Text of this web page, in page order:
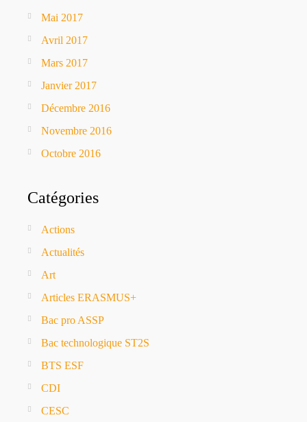
Mai 2017
Avril 2017
Mars 2017
Janvier 2017
Décembre 2016
Novembre 2016
Octobre 2016
Catégories
Actions
Actualités
Art
Articles ERASMUS+
Bac pro ASSP
Bac technologique ST2S
BTS ESF
CDI
CESC